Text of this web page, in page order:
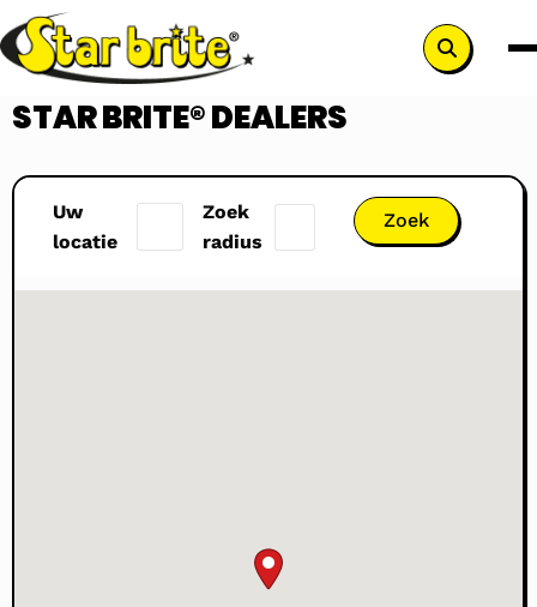
Search
button
STAR BRITE® DEALERS
Uw
locatie
Zoek
radius